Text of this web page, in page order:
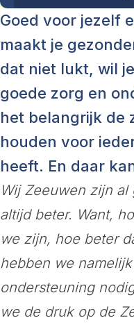
Goed voor jezelf
maakt je
dat niet lukt, wil
goede zorg en
het belangrijk de
houden voor
heeft. En daar
Wij Zeeuwen zijn
altijd beter. Want,
we zijn, hoe beter
hebben we
ondersteuning
we de druk op de